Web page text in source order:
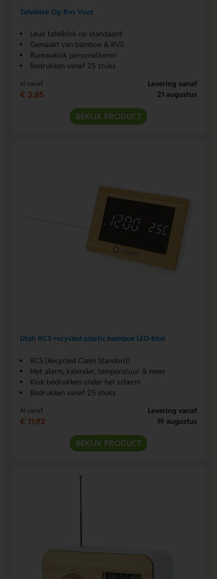
Tafelklok Op Rvs Voet
Leuk tafelklok op standaard
Gemaakt van bamboe & RVS
Bureauklok personaliseren
Bedrukken vanaf 25 stuks
Al vanaf
€ 3,85
Levering vanaf
21 augustus
BEKIJK PRODUCT
Utah RCS recycled plastic bamboe LED-klok
RCS (Recycled Claim Standard)
Met alarm, kalender, temperatuur & meer
Klok bedrukken onder het scherm
Bedrukken vanaf 25 stuks
Al vanaf
€ 11,92
Levering vanaf
19 augustus
BEKIJK PRODUCT